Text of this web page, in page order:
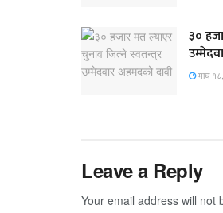
३०
माघ
Leave a Reply
Your email address will not